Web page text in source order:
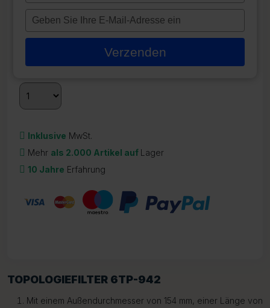
TOPOLOGIEFILTER 6TP-942
Mit einem Außendurchmesser von 154 mm, einer Länge von
Nicht vorrätig
Quantity Discount
Discounted price
10%
Inklusive MwSt.
Mehr als 2.000 Artikel auf Lager
10 Jahre Erfahrung
naam
Typ
e-
in
Verzenden